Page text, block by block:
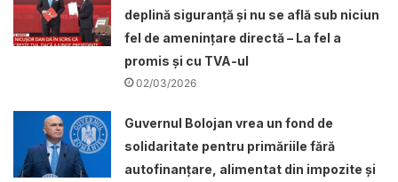
deplină siguranță și nu se află sub niciun
fel de amenințare directă – La fel a
promis și cu TVA-ul
02/03/2026
Guvernul Bolojan vrea un fond de
solidaritate pentru primăriile fără
autofinanțare, alimentat din impozite și